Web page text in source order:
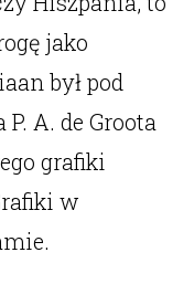
jako
był pod
A. de Groota
grafiki
w